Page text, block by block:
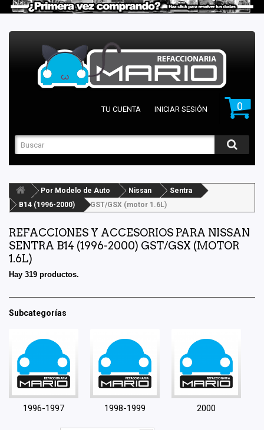
0
TU CUENTA INICIAR SESIÓN
Por Modelo de Auto Nissan
Sentra
B14 (1996-2000)
GST/GSX (motor 1.6L)
REFACCIONES Y ACCESORIOS PARA NISSAN
SENTRA B14 (1996-2000) GST/GSX (MOTOR
1.6L)
Hay 319 productos.
Subcategorías
1996-1997 1998-1999 2000